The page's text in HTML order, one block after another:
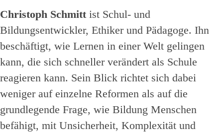
Christoph Schmitt ist Schul- und
Bildungsentwickler, Ethiker und Pädagoge. Ihn
beschäftigt, wie Lernen in einer Welt gelingen
kann, die sich schneller verändert als Schule
reagieren kann. Sein Blick richtet sich dabei
weniger auf einzelne Reformen als auf die
grundlegende Frage, wie Bildung Menschen
befähigt, mit Unsicherheit, Komplexität und